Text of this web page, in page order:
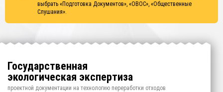
выбрать «Подготовка Документов», «ОВОС», «Общественные
Слушания».
Государственная
экологическая экспертиза
проектной документации на технологию переработки отходов